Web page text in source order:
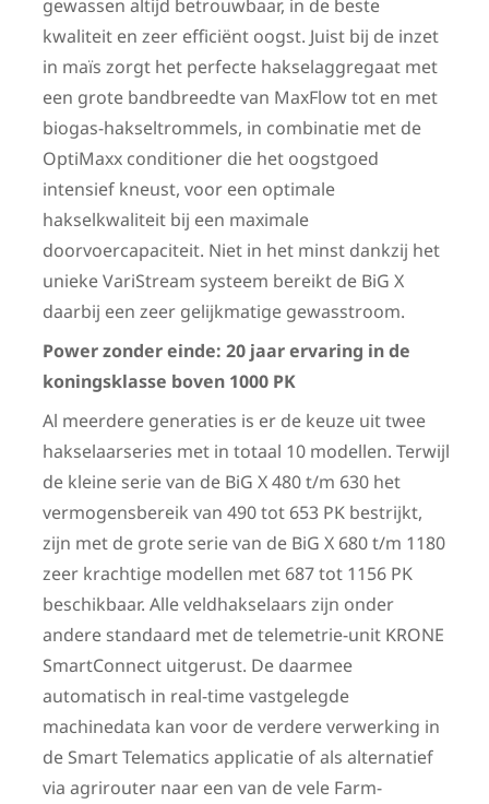
gewassen altijd betrouwbaar, in de beste
kwaliteit en zeer efficiënt oogst. Juist bij de inzet
in maïs zorgt het perfecte hakselaggregaat met
een grote bandbreedte van MaxFlow tot en met
biogas-hakseltrommels, in combinatie met de
OptiMaxx conditioner die het oogstgoed
intensief kneust, voor een optimale
hakselkwaliteit bij een maximale
doorvoercapaciteit. Niet in het minst dankzij het
unieke VariStream systeem bereikt de BiG X
daarbij een zeer gelijkmatige gewasstroom.
Power zonder einde: 20 jaar ervaring in de
koningsklasse boven 1000 PK
Al meerdere generaties is er de keuze uit twee
hakselaarseries met in totaal 10 modellen. Terwijl
de kleine serie van de BiG X 480 t/m 630 het
vermogensbereik van 490 tot 653 PK bestrijkt,
zijn met de grote serie van de BiG X 680 t/m 1180
zeer krachtige modellen met 687 tot 1156 PK
beschikbaar. Alle veldhakselaars zijn onder
andere standaard met de telemetrie-unit KRONE
SmartConnect uitgerust. De daarmee
automatisch in real-time vastgelegde
machinedata kan voor de verdere verwerking in
de Smart Telematics applicatie of als alternatief
via agrirouter naar een van de vele Farm-